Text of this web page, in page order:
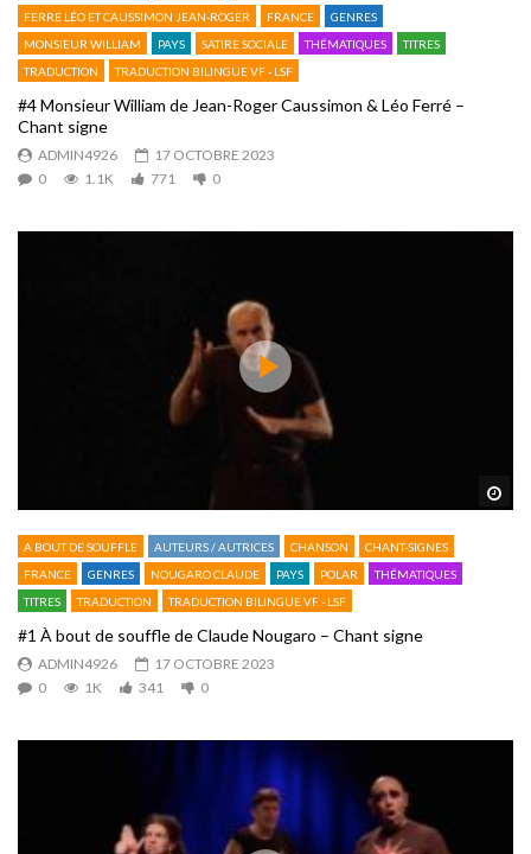
FERRE LÉO ET CAUSSIMON JEAN-ROGER
FRANCE
GENRES
MONSIEUR WILLIAM
PAYS SATIRE SOCIALE THÉMATIQUES
TITRES
TRADUCTION
TRADUCTION BILINGUE VF - LSF
#4 Monsieur William de Jean-Roger Caussimon & Léo Ferré –
Chant signe
ADMIN4926
17 OCTOBRE 2023
0
1.1K 771 0
A BOUT DE SOUFFLE AUTEURS / AUTRICES CHANSON
CHANT-SIGNES
FRANCE
GENRES NOUGARO CLAUDE PAYS POLAR
THÉMATIQUES
TITRES
TRADUCTION TRADUCTION BILINGUE VF - LSF
#1 À bout de souffle de Claude Nougaro – Chant signe
ADMIN4926
17 OCTOBRE 2023
0
1K 341 0